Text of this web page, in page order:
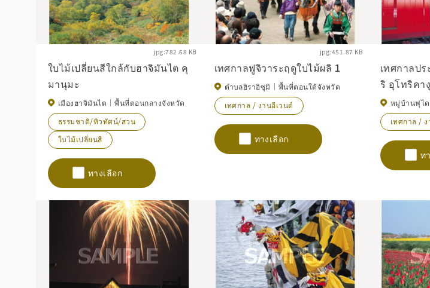
jpg:782.68 KB
ใบไม้เปลี่ยนสีใกล้กับฮาจิมันไต คุ
มานุมะ
เมืองฮาจิมันไต
พื้นที่ตอนกลางจังหวัด
ธรรมชาติ/ทิวทัศน์/สวน
ใบไม้เปลี่ยนสี
ทางเลือก
jpg:451.87 KB
เทศกาลฟูจิวาระฤดูใบไม้ผลิ 1
ตำบลฮิราอิซุมิ
พื้นที่ตอนใต้จังหวัด
เทศกาล / งานอีเวนต์
ทางเลือก
เทศกาลป
ริ อุโทริคา
หมู่บ้านฟุได
เทศกาล /
ท